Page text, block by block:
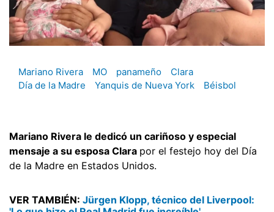
Mariano Rivera MO panameño
Clara
Día de la Madre
Yanquis de Nueva York Béisbol
Mariano Rivera le dedicó un cariñoso y especial
mensaje a su esposa Clara por el festejo hoy del Día
de la Madre en Estados Unidos.
VER TAMBIÉN: Jürgen Klopp, técnico del Liverpool: